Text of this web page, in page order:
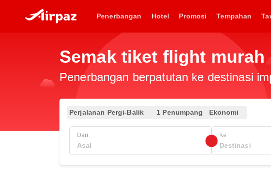
Penerbangan Hotel Promosi Tempahan
Semak tiket flight murah
Penerbangan berpatutan ke destinasi
Perjalanan Pergi-Balik 1 Penumpang Ekonomi
Dari Ke